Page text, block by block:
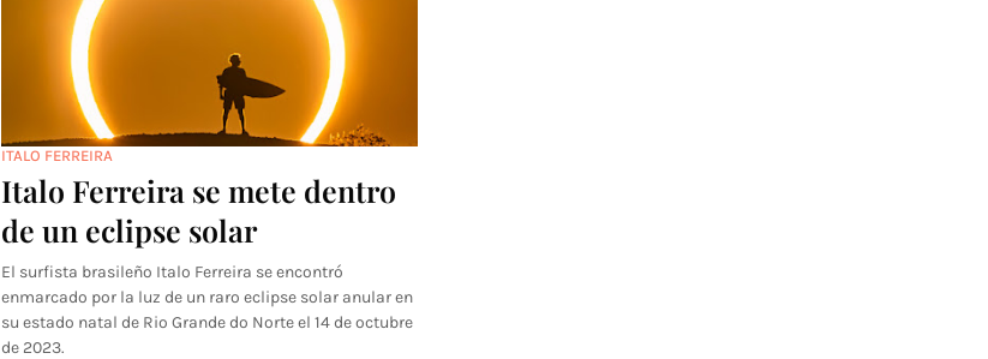
ITALO FERREIRA
Italo Ferreira se mete dentro
de un eclipse solar
El surfista brasileño Italo Ferreira se encontró
enmarcado por la luz de un raro eclipse solar anular en
su estado natal de Rio Grande do Norte el 14 de octubre
de 2023.